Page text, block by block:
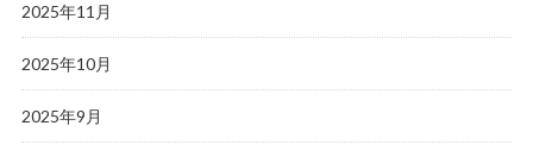
2025年11月
2025年10月
2025年9月